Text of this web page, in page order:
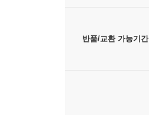
반품/교환 가능기간